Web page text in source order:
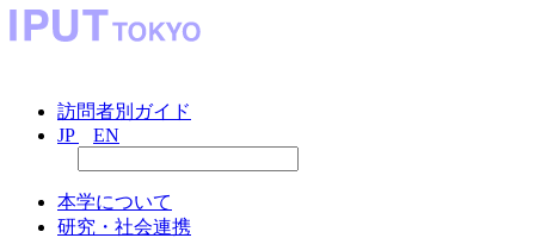
訪問者別ガイド
JP
EN
本学について
研究・社会連携